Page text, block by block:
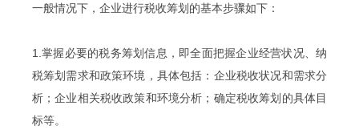
一般情况下，企业进行税收筹划的基本步骤如下：
1.掌握必要的税务筹划信息，即全面把握企业经营状况、纳
税筹划需求和政策环境，具体包括：企业税收状况和需求分
析；企业相关税收政策和环境分析；确定税收筹划的具体目
标等。